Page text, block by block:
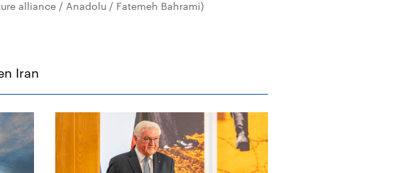
alliance / Anadolu / Fatemeh Bahrami)
Iran